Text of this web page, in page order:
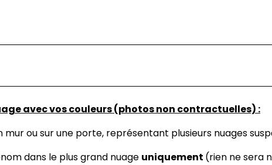
avec vos couleurs (photos non contractuelles) :
ou sur une porte, représentant plusieurs nuages
dans le plus grand nuage uniquement (rien ne sera